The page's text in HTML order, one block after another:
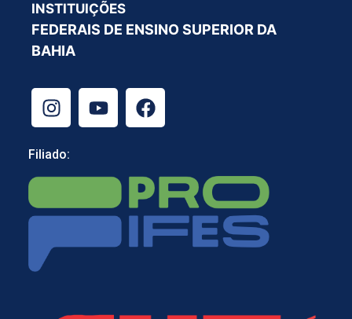
INSTITUIÇÕES
FEDERAIS DE ENSINO SUPERIOR DA
BAHIA
Filiado: